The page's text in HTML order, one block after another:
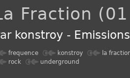
Fraction
konstroy -
frequence konstroy
la
rock
underground